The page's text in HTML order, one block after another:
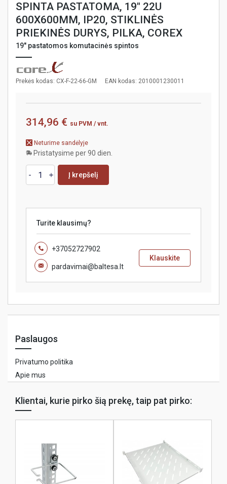
SPINTA PASTATOMA, 19" 22U
600X600MM, IP20, STIKLINĖS
PRIEKINĖS DURYS, PILKA, COREX
19" pastatomos komutacinės spintos
Prekės kodas: CX-F-22-66-GM EAN kodas: 2010001230011
314,96 € su PVM / vnt.
Neturime sandėlyje
Pristatysime per 90 dien.
Į krepšelį
Turite klausimų?
+37052727902
pardavimai@baltesa.lt
Klauskite
Paslaugos
Privatumo politika
Apie mus
Klientai, kurie pirko šią prekę, taip pat pirko: